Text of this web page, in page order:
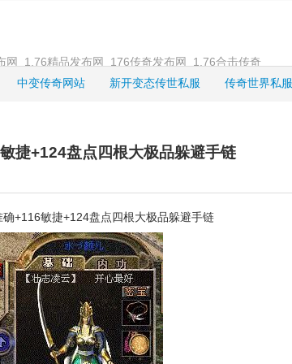
网_1.76精品发布网_176传奇发布网_1.76合击传奇
中变传奇网站 新开变态传世私服 传奇世界私
捷+124盘点四根大极品躲避手链
确+116敏捷+124盘点四根大极品躲避手链